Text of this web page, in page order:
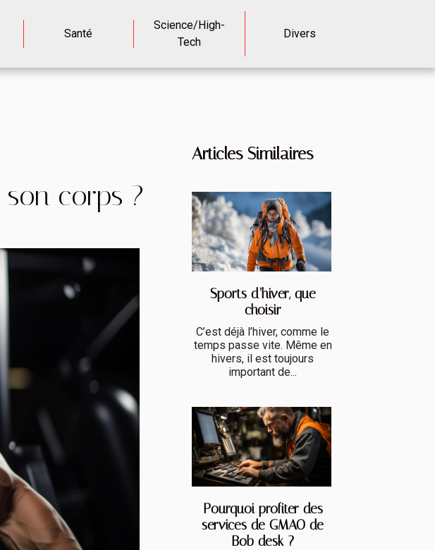
Santé
Science/High-
Tech
Divers
corps ?
Articles Similaires
Sports d’hiver, que
choisir
C’est déjà l’hiver, comme le
temps passe vite. Même en
hivers, il est toujours
important de...
Pourquoi profiter des
services de GMAO de
Bob desk ?